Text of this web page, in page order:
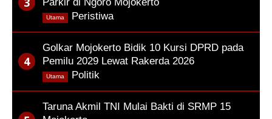
Peristiwa
Utama
Golkar Mojokerto Bidik 10 Kursi DPRD pada
Pemilu 2029 Lewat Rakerda 2026
Politik
Utama
Taruna Akmil TNI Mulai Bakti di SRMP 15